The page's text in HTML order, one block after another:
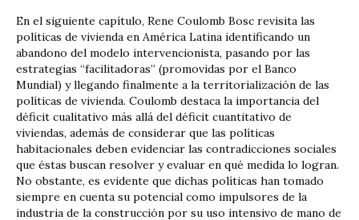
En el siguiente capítulo, Rene Coulomb Bosc revisita las
políticas de vivienda en América Latina identificando un
abandono del modelo intervencionista, pasando por las
estrategias “facilitadoras” (promovidas por el Banco
Mundial) y llegando finalmente a la territorialización de las
políticas de vivienda. Coulomb destaca la importancia del
déficit cualitativo más allá del déficit cuantitativo de
viviendas, además de considerar que las políticas
habitacionales deben evidenciar las contradicciones sociales
que éstas buscan resolver y evaluar en qué medida lo logran.
No obstante, es evidente que dichas políticas han tomado
siempre en cuenta su potencial como impulsores de la
industria de la construcción por su uso intensivo de mano de